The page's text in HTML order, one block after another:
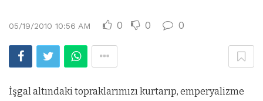
05/19/2010 10:56 AM 0 0 0
İşgal altındaki topraklarımızı kurtarıp, emperyalizme